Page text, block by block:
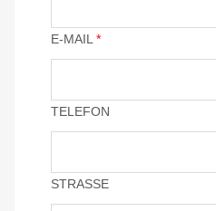
E-MAIL*
TELEFON
STRASSE